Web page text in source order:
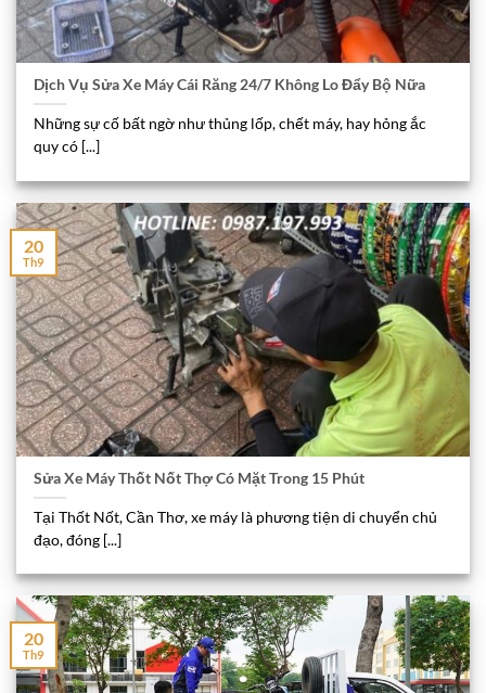
Dịch Vụ Sửa Xe Máy Cái Răng 24/7 Không Lo Đẩy Bộ Nữa
Những sự cố bất ngờ như thủng lốp, chết máy, hay hỏng ắc
quy có [...]
Sửa Xe Máy Thốt Nốt Thợ Có Mặt Trong 15 Phút
Tại Thốt Nốt, Cần Thơ, xe máy là phương tiện di chuyển chủ
đạo, đóng [...]
20
Th9
20
Th9